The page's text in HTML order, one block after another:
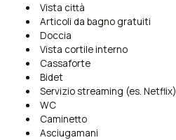
Vista città
Articoli da bagno gratuiti
Doccia
Vista cortile interno
Cassaforte
Bidet
Servizio streaming (es. Netflix)
WC
Caminetto
Asciugamani